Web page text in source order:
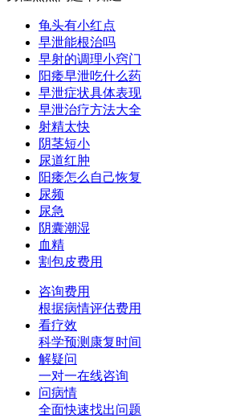
龟头有小红点
早泄能根治吗
早射的调理小窍门
阳痿早泄吃什么药
早泄症状具体表现
早泄治疗方法大全
射精太快
阴茎短小
尿道红肿
阳痿怎么自己恢复
尿频
尿急
阴囊潮湿
血精
割包皮费用
咨询费用
根据病情评估费用
看疗效
科学预测康复时间
解疑问
一对一在线咨询
问病情
全面快速找出问题